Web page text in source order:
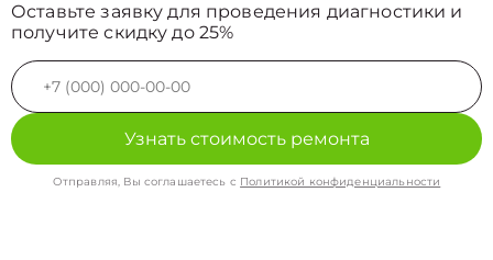
Оставьте заявку для проведения диагностики и
получите скидку до 25%
Узнать стоимость ремонта
Отправляя, Вы соглашаетесь с Политикой конфиденциальности